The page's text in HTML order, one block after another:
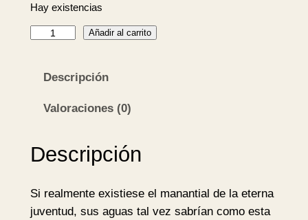
Hay existencias
t
B
I
Añadir al carrito
Descripción
Valoraciones (0)
Descripción
Si realmente existiese el manantial de la eterna
juventud, sus aguas tal vez sabrían como esta